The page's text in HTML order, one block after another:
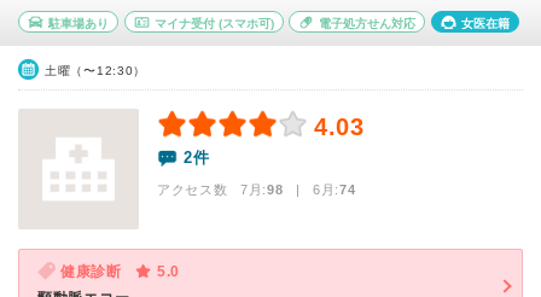
駐車場あり マイナ受付(スマホ可) 電子処方せん対応 女医在籍
土曜（〜12:30）
4.03
2件
アクセス数 7月:98 | 6月:74
健康診断
5.0